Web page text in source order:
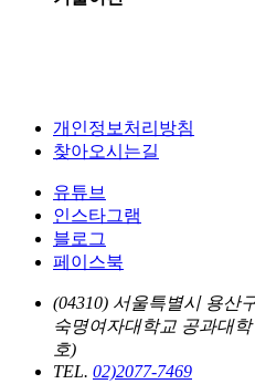
개인정보처리방침
찾아오시는길
유튜브
인스타그램
블로그
페이스북
(04310) 서울특별시 용산
숙명여자대학교 공과대
호)
TEL. 02)2077-7469